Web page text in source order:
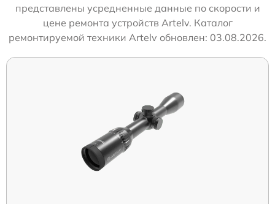
представлены усредненные данные по скорости и
цене ремонта устройств Artelv. Каталог
ремонтируемой техники Artelv обновлен: 03.08.2026.